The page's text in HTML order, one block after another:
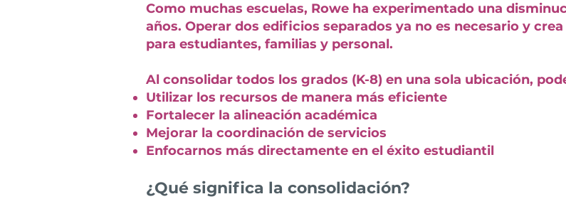
Como muchas escuelas, Rowe ha experimentado una
años. Operar dos edificios separados ya no es necesario y
para estudiantes, familias y personal.
Al consolidar todos los grados (K-8) en una sola ubicación,
Utilizar los recursos de manera más eficiente
Fortalecer la alineación académica
Mejorar la coordinación de servicios
Enfocarnos más directamente en el éxito estudiantil
¿Qué significa la consolidación?